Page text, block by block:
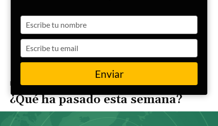
Portada Boletín Semanal
¿Qué ha pasado esta semana?
your
name
your
email
Enviar